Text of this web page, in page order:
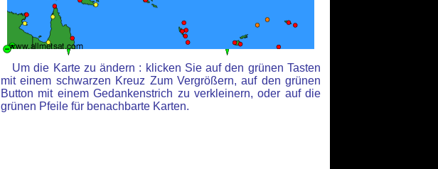
Um die Karte zu ändern : klicken Sie auf den grünen Tasten
mit einem schwarzen Kreuz Zum Vergrößern, auf den grünen
Button mit einem Gedankenstrich zu verkleinern, oder auf die
grünen Pfeile für benachbarte Karten.